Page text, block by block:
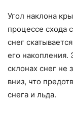
Угол наклона
процессе схода
снег
его накопления.
склонах снег не
вниз, что
снега и льда.